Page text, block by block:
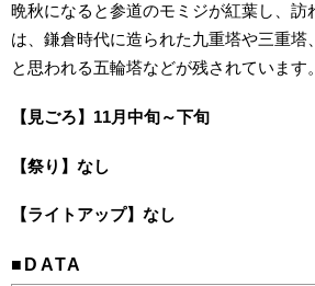
晩秋になると参道のモミジが紅葉し、訪
は、鎌倉時代に造られた九重塔や三重塔
と思われる五輪塔などが残されています。
【見ごろ】11月中旬～下旬
【祭り】なし
【ライトアップ】なし
■DATA